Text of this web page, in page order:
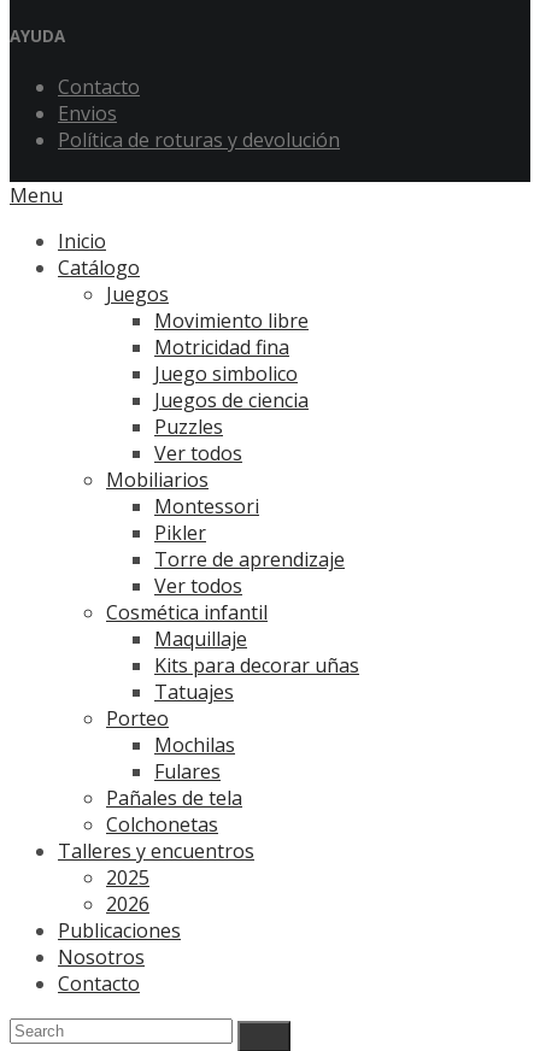
AYUDA
Contacto
Envios
Política de roturas y devolución
Menu
Inicio
Catálogo
Juegos
Movimiento libre
Motricidad fina
Juego simbolico
Juegos de ciencia
Puzzles
Ver todos
Mobiliarios
Montessori
Pikler
Torre de aprendizaje
Ver todos
Cosmética infantil
Maquillaje
Kits para decorar uñas
Tatuajes
Porteo
Mochilas
Fulares
Pañales de tela
Colchonetas
Talleres y encuentros
2025
2026
Publicaciones
Nosotros
Contacto